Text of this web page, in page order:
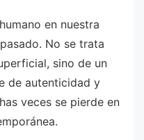
en nuestra
No se trata
sino de un
de autenticidad y
veces se pierde en